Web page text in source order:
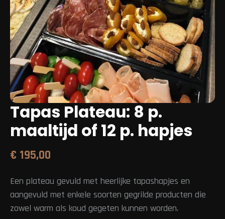
Tapas Plateau: 8 p.
maaltijd of 12 p. hapjes
€ 195,00
Een plateau gevuld met heerlijke tapashapjes en
aangevuld met enkele soorten gegrilde producten die
zowel warm als koud gegeten kunnen worden.